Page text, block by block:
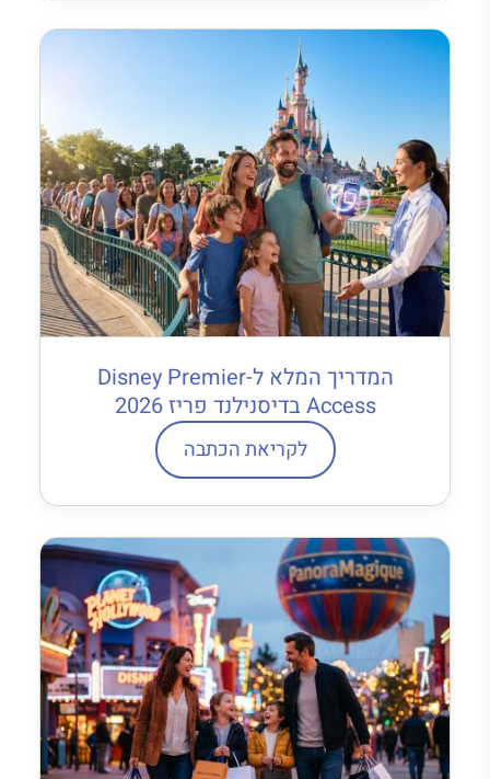
המדריך המלא ל-Disney Premier
Access בדיסנילנד פריז 2026
לקריאת הכתבה